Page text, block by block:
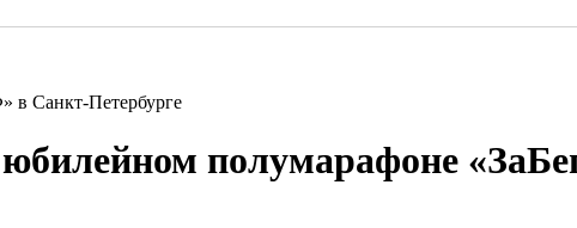
в Санкт-Петербурге
полумарафоне